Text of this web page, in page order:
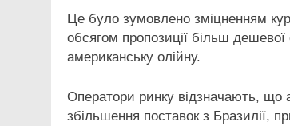
Це було зумовлено зміцненням
обсягом пропозиції більш дешевої
американську олійну.
Оператори ринку відзначають, що
збільшення поставок з Бразилії,